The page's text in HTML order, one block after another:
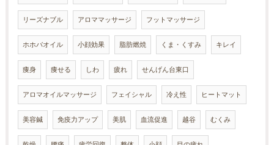
リーズナブル アロママッサージ フットマッサージ
ホホバオイル 小顔効果 脂肪燃焼 くま・くすみ キレイ
痩身 痩せる しわ 疲れ せんげん台東口
アロマオイルマッサージ フェイシャル 冷え性 ヒートマット
美容鍼 免疫力アップ 美肌 血流促進 越谷 むくみ